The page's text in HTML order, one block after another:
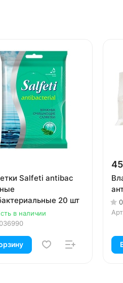
Salfeti antibac
20 шт
в наличии
0
Арт.